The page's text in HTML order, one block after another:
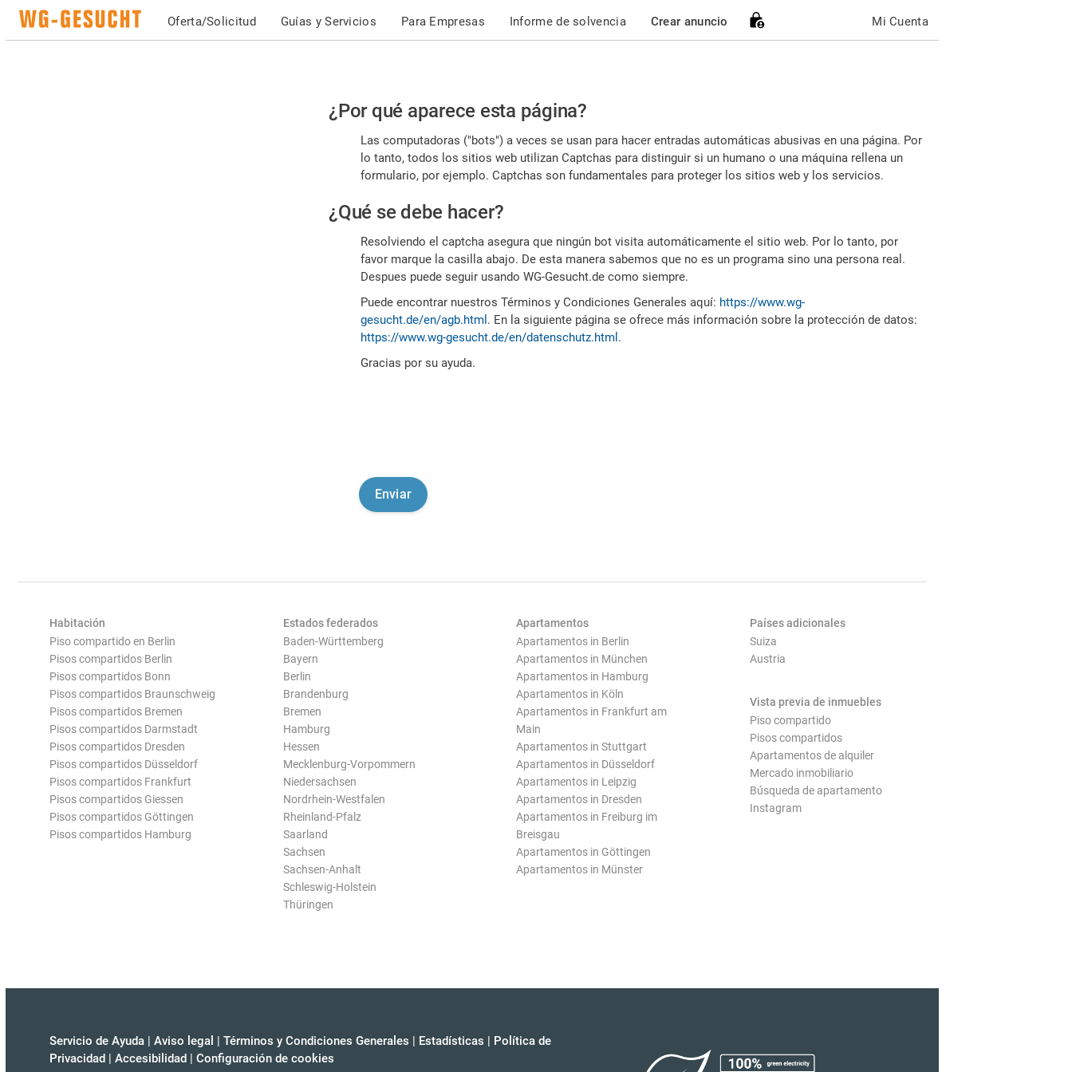
Oferta/Solicitud Guías y Servicios Para Empresas Informe de solvencia Crear anuncio Mi Cuenta
Por
favor,
confirme
es
humano
¿Por qué aparece esta página?
Las computadoras ("bots") a veces se usan para hacer entradas automáticas abusivas en una página. Por
lo tanto, todos los sitios web utilizan Captchas para distinguir si un humano o una máquina rellena un
formulario, por ejemplo. Captchas son fundamentales para proteger los sitios web y los servicios.
¿Qué se debe hacer?
Resolviendo el captcha asegura que ningún bot visita automáticamente el sitio web. Por lo tanto, por
favor marque la casilla abajo. De esta manera sabemos que no es un programa sino una persona real.
Despues puede seguir usando WG-Gesucht.de como siempre.
Puede encontrar nuestros Términos y Condiciones Generales aquí: https://www.wg-
gesucht.de/en/agb.html . En la siguiente página se ofrece más información sobre la protección de datos:
https://www.wg-gesucht.de/en/datenschutz.html .
Gracias por su ayuda.
Habitación
Piso compartido en Berlin
Pisos compartidos Berlin
Pisos compartidos Bonn
Pisos compartidos Braunschweig
Pisos compartidos Bremen
Pisos compartidos Darmstadt
Pisos compartidos Dresden
Pisos compartidos Düsseldorf
Pisos compartidos Frankfurt
Pisos compartidos Giessen
Pisos compartidos Göttingen
Pisos compartidos Hamburg
Estados federados
Baden-Württemberg
Bayern
Berlin
Brandenburg
Bremen
Hamburg
Hessen
Mecklenburg-Vorpommern
Niedersachsen
Nordrhein-Westfalen
Rheinland-Pfalz
Saarland
Sachsen
Sachsen-Anhalt
Schleswig-Holstein
Thüringen
Apartamentos
Apartamentos in Berlin
Apartamentos in München
Apartamentos in Hamburg
Apartamentos in Köln
Apartamentos in Frankfurt am
Main
Apartamentos in Stuttgart
Apartamentos in Düsseldorf
Apartamentos in Leipzig
Apartamentos in Dresden
Apartamentos in Freiburg im
Breisgau
Apartamentos in Göttingen
Apartamentos in Münster
Países adicionales
Suiza
Austria
Vista previa de inmuebles
Piso compartido
Pisos compartidos
Apartamentos de alquiler
Mercado inmobiliario
Búsqueda de apartamento
Instagram
Servicio de Ayuda | Aviso legal | Términos y Condiciones Generales | Estadísticas | Política de
Privacidad | Accesibilidad | Configuración de cookies